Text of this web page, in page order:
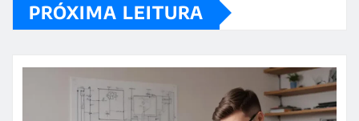
PRÓXIMA LEITURA